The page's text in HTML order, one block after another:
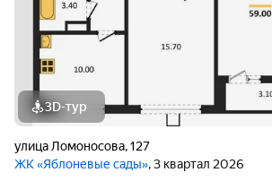
3D-тур
улица Ломоносова,127
ЖК «Яблоневые сады», 3 квартал 2026